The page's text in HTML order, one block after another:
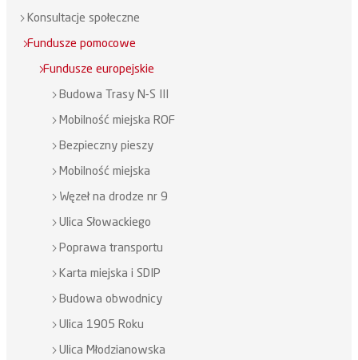
Konsultacje społeczne
Fundusze pomocowe
Fundusze europejskie
Budowa Trasy N-S III
Mobilność miejska ROF
Bezpieczny pieszy
Mobilność miejska
Węzeł na drodze nr 9
Ulica Słowackiego
Poprawa transportu
Karta miejska i SDIP
Budowa obwodnicy
Ulica 1905 Roku
Ulica Młodzianowska